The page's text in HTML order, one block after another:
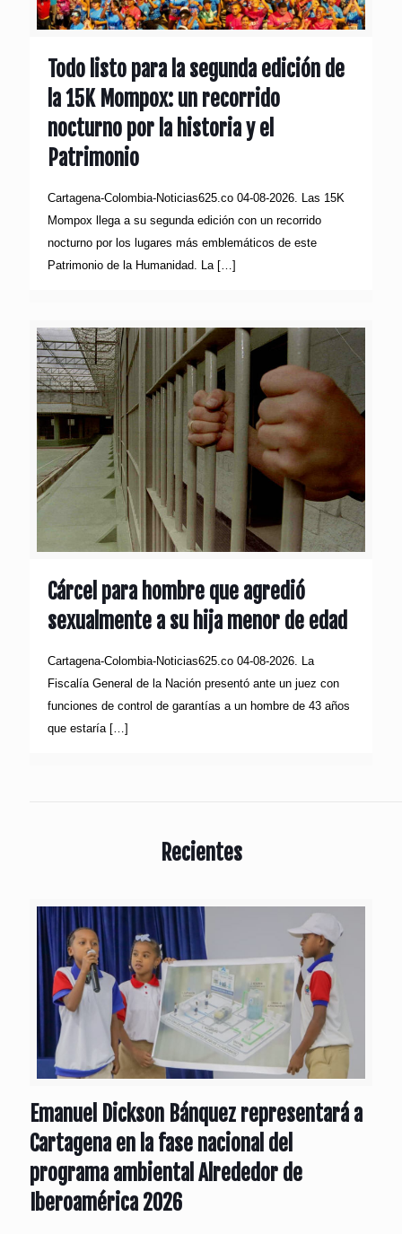
Todo listo para la segunda edición de
la 15K Mompox: un recorrido
nocturno por la historia y el
Patrimonio
Cartagena-Colombia-Noticias625.co 04-08-2026. Las 15K
Mompox llega a su segunda edición con un recorrido
nocturno por los lugares más emblemáticos de este
Patrimonio de la Humanidad. La […]
Cárcel para hombre que agredió
sexualmente a su hija menor de edad
Cartagena-Colombia-Noticias625.co 04-08-2026. La
Fiscalía General de la Nación presentó ante un juez con
funciones de control de garantías a un hombre de 43 años
que estaría […]
Recientes
Emanuel Dickson Bánquez representará a
Cartagena en la fase nacional del
programa ambiental Alrededor de
Iberoamérica 2026